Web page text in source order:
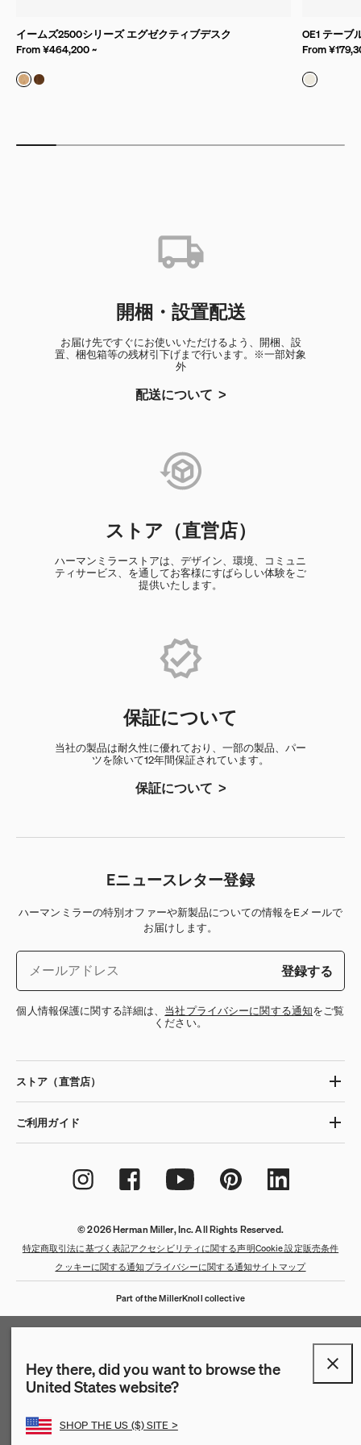
イームズ2500シリーズ エグゼクティブデスク
From ¥464,200 ~
ホワイトオーク
ウォルナット
OE1 テーブ
From
ホワイト
開梱・設置配送
お届け先ですぐにお使いいただけるよう、開梱、設
置、梱包箱等の残材引下げまで行います。※一部対象
外
配送について
ストア（直営店）
ハーマンミラーストアは、デザイン、環境、コミュニ
ティサービス、を通してお客様にすばらしい体験をご
提供いたします。
保証について
当社の製品は耐久性に優れており、一部の製品、パー
ツを除いて12年間保証されています。
保証について
Eニュースレター登録
ハーマンミラーの特別オファーや新製品についての情報をEメールで
お届けします。
登録する
個人情報保護に関する詳細は、 当社プライバシーに関する通知をご覧
ください。
ストア（直営店）
ご利用ガイド
© 2026 Herman Miller, Inc. All Rights Reserved.
特定商取引法に基づく表記アクセシビリティに関する声明
販売条件
クッキーに関する通知 プライバシーに関する通知サイトマップ
Cookie 設定
Part of the MillerKnoll collective
Hey there, did you want to browse the
United States website?
SHOP THE US ($) SITE >